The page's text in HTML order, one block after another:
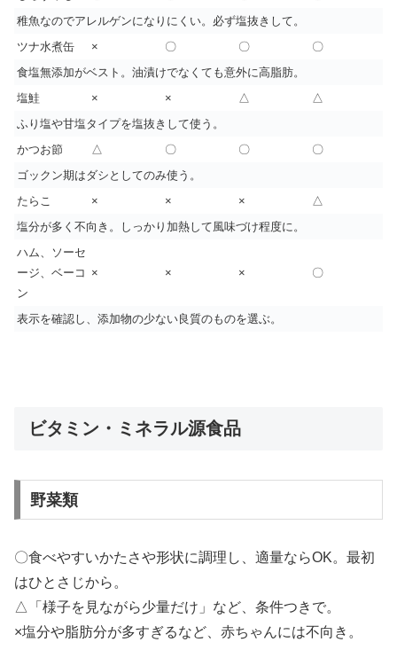
稚魚なのでアレルゲンになりにくい。必ず塩抜きして。
ツナ水煮缶
× 〇 〇
〇
食塩無添加がベスト。油漬けでなくても意外に高脂肪。
塩鮭
× × △
△
ふり塩や甘塩タイプを塩抜きして使う。
かつお節
△ 〇 〇
〇
ゴックン期はダシとしてのみ使う。
たらこ
× × ×
△
塩分が多く不向き。しっかり加熱して風味づけ程度に。
ハム、ソーセ
ージ、ベーコ
ン
× × × 〇
表示を確認し、添加物の少ない良質のものを選ぶ。
ビタミン・ミネラル源食品
野菜類
〇食べやすいかたさや形状に調理し、適量ならOK。最初
はひとさじから。
△「様子を見ながら少量だけ」など、条件つきで。
×塩分や脂肪分が多すぎるなど、赤ちゃんには不向き。